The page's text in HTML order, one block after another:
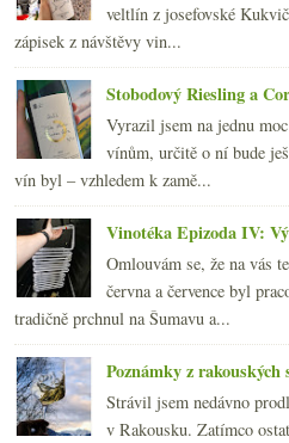
veltlín z josefovské
zápisek z návštěvy vin...
Stobodový Riesling a
Vyrazil jsem na jednu
vínům, určitě o ní bude
vín byl – vzhledem k zamě...
Vinotéka Epizoda IV:
Omlouvám se, že na vás
června a července byl
tradičně prchnul na Šumavu a...
Poznámky z rakouských
Strávil jsem nedávno
v Rakousku. Zatímco